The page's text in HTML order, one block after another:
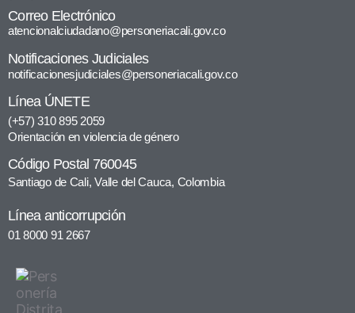
Correo Electrónico
atencionalciudadano@personeriacali.gov.co
Notificaciones Judiciales
notificacionesjudiciales@personeriacali.gov.co
Línea ÚNETE
(+57) 310 895 2059
Orientación en violencia de género
Código Postal 760045
Santiago de Cali, Valle del Cauca, Colombia
Línea anticorrupción
01 8000 91 2667